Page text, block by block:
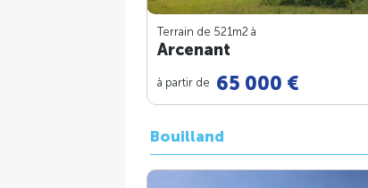
Terrain de 521m2 à
Arcenant
à partir de 65 000 €
Bouilland